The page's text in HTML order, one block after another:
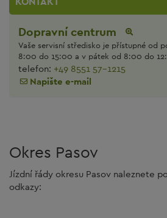
Dopravní centrum
Vaše servisní středisko je přístupné od
8:00 do 15:00 a v pátek od 8:00 do
telefon: +49 8551 57-1215
Napište e-mail
Okres Pasov
Jízdní řády okresu Pasov naleznete
odkazy: